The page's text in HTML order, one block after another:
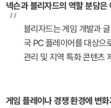
넥슨과 블리자드의 역할 분담은
“
블리자드는 게임 개발과
국 PC 플레이어를 대상으
관리 및 지역 특화 콘텐츠
게임 플레이나 경쟁 환경에 변